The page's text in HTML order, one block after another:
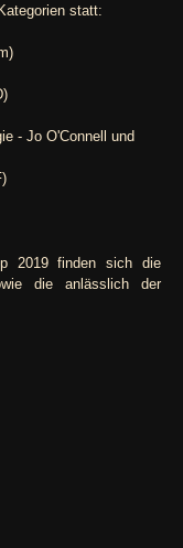
statt:
- Jo O'Connell und
2019 finden sich die
die anlässlich der